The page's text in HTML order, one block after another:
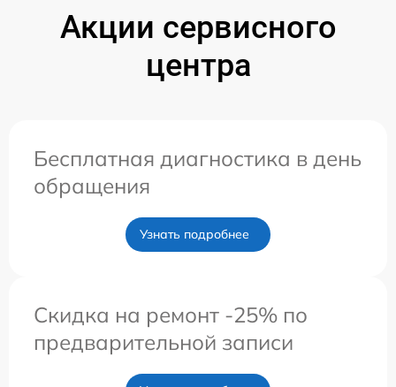
Акции сервисного
центра
Бесплатная диагностика в день
обращения
Узнать подробнее
Скидка на ремонт -25% по
предварительной записи